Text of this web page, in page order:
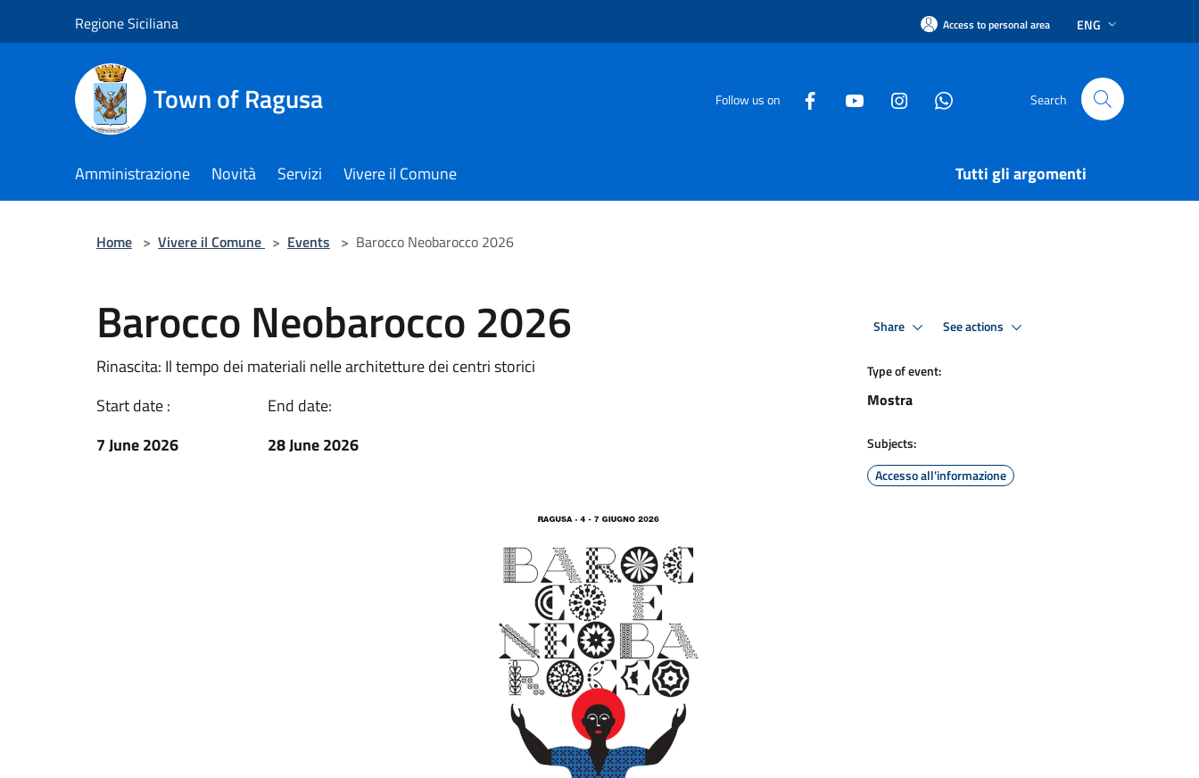
Regione Siciliana Access to personal area ENG
Town of Ragusa Follow us on Search
Amministrazione Novità Servizi Vivere il Comune Tutti gli argomenti
Home > Vivere il Comune > Events > Barocco Neobarocco 2026
Barocco Neobarocco 2026
Rinascita: Il tempo dei materiali nelle architetture dei centri storici
Start date :
7 June 2026
End date:
28 June 2026
Share See actions
Type of event:
Mostra
Subjects:
Accesso all'informazione